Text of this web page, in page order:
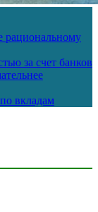
рациональному
за счет банков
вкладам